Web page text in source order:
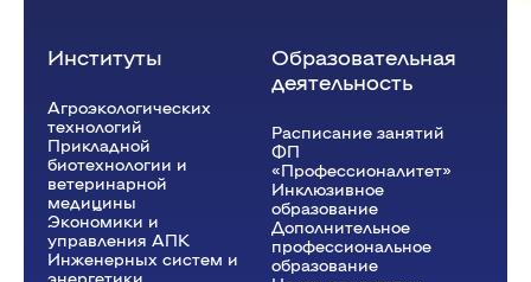
Институты
Агроэкологических
технологий
Прикладной
биотехнологии и
ветеринарной
медицины
Экономики и
управления АПК
Инженерных систем и
энергетики
Образовательная
деятельность
Расписание занятий
ФП
«Профессионалитет»
Инклюзивное
образование
Дополнительное
профессиональное
образование